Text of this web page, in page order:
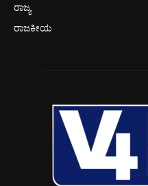
ರಾಜ್ಯ
ರಾಜಕೀಯ